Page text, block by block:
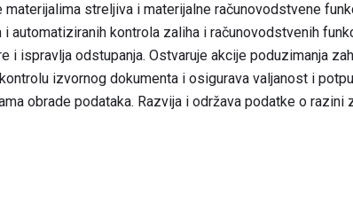
streljiva i materijalne računovodstvene
automatiziranih kontrola zaliha i računovodstvenih
i ispravlja odstupanja. Ostvaruje akcije poduzimanja
izvornog dokumenta i osigurava valjanost i
obrade podataka. Razvija i održava podatke o razini